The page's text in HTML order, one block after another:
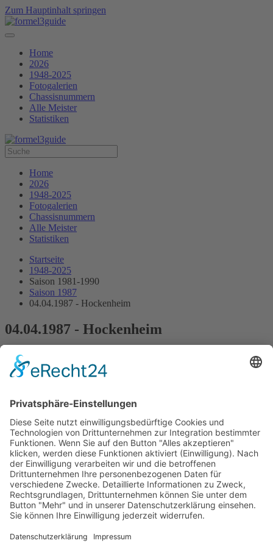
Zum Hauptinhalt springen
Home
2026
1948-2025
Fotogalerien
Chassisnummern
Alle Meister
Statistiken
Home
2026
1948-2025
Fotogalerien
Chassisnummern
Alle Meister
Statistiken
Startseite
1948-2025
Saison 1981-1990
Saison 1987
04.04.1987 - Hockenheim
04.04.1987 - Hockenheim
Streckenskizze
Nennungsliste
Ergebnis Zeittraining 1
Original Zeitnahme
Ergebnis Zeittraining 2
Gesamtergebnis Zeittraining 1+2 Original Zeitnahme
Startaufstellung
Ergebnis Rennen
Original Zeitnahme
Impressum